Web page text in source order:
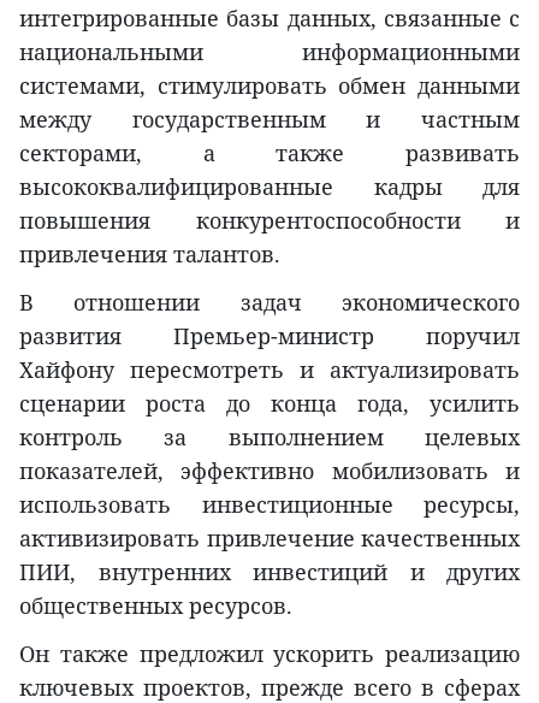
интегрированные базы данных, связанные с
национальными информационными
системами, стимулировать обмен данными
между государственным и частным
секторами, а также развивать
высококвалифицированные кадры для
повышения конкурентоспособности и
привлечения талантов.
В отношении задач экономического
развития Премьер-министр поручил
Хайфону пересмотреть и актуализировать
сценарии роста до конца года, усилить
контроль за выполнением целевых
показателей, эффективно мобилизовать и
использовать инвестиционные ресурсы,
активизировать привлечение качественных
ПИИ, внутренних инвестиций и других
общественных ресурсов.
Он также предложил ускорить реализацию
ключевых проектов, прежде всего в сферах